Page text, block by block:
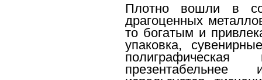
Плотно вошли в
драгоценных
то богатым и
упаковка,